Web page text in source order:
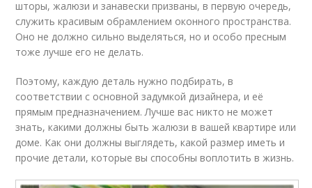
шторы, жалюзи и занавески призваны, в первую очередь,
служить красивым обрамлением оконного пространства.
Оно не должно сильно выделяться, но и особо пресным
тоже лучше его не делать.
Поэтому, каждую деталь нужно подбирать, в
соответствии с основной задумкой дизайнера, и её
прямым предназначением. Лучше вас никто не может
знать, какими должны быть жалюзи в вашей квартире или
доме. Как они должны выглядеть, какой размер иметь и
прочие детали, которые вы способны воплотить в жизнь.